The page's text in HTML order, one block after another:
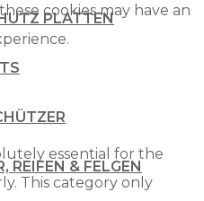
PLATTEN
REIFEN & FELGEN
cookies may have an
essential for the
This category only